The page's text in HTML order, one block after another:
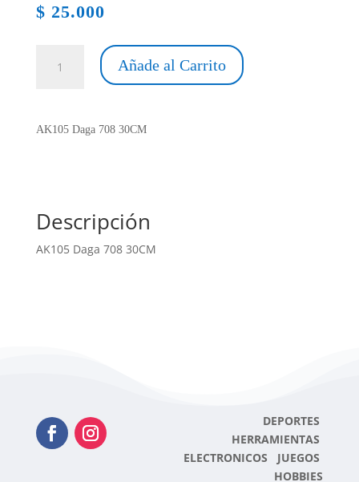
$ 25.000
Daga
cantidad
Añade al Carrito
AK105 Daga 708 30CM
Descripción
AK105 Daga 708 30CM
DEPORTES
HERRAMIENTAS
ELECTRONICOS JUEGOS
HOBBIES